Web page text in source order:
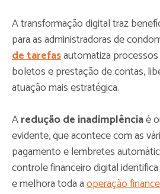
A transformação digital traz
para as administradoras de
de tarefasautomatiza
boletos e prestação de contas,
atuação mais estratégica.
Aredução de inadimplênciaé
evidente, que acontece com as
pagamento e lembretes
controle financeiro digital
e melhora toda aoperação